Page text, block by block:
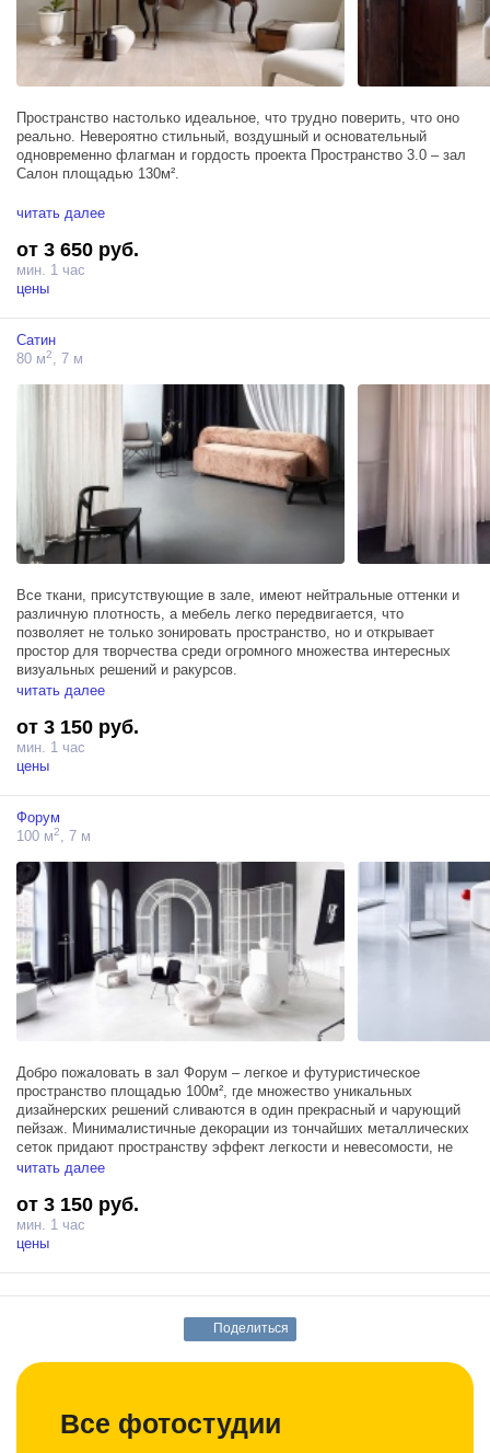
Пространство настолько идеальное, что трудно поверить, что оно
реально. Невероятно стильный, воздушный и основательный
одновременно флагман и гордость проекта Пространство 3.0 – зал
Салон площадью 130м².
Головокружительная атмосфера интерьерного зала наполняет
мебель и элементы декора, потолки 7,5 метров, высокие арочные
окна и стильный балкон – каждая деталь Салона идеально
гармонирует с другой, создавая уникальную атмосферу
Зал Салон не только создает невероятную творческую энергетику,
но и дает особый комфорт, который так важен во время рабочего
читать далее
от 3 650 руб.
мин. 1 час
цены
Сатин
80 м2 , 7 м
Все ткани, присутствующие в зале, имеют нейтральные оттенки и
различную плотность, а мебель легко передвигается, что
позволяет не только зонировать пространство, но и открывает
простор для творчества среди огромного множества интересных
визуальных решений и ракурсов.
составляет 7,5м, пространство оснащено тремя источниками
Profoto D1 500, гримерным столом и новой изюминкой – высокими
арочными окнами, обеспечивающими не только естественный свет,
дополняющими интерьер зала.
читать далее
от 3 150 руб.
мин. 1 час
цены
Форум
100 м2 , 7 м
Добро пожаловать в зал Форум – легкое и футуристическое
пространство площадью 100м², где множество уникальных
дизайнерских решений сливаются в один прекрасный и чарующий
пейзаж. Минималистичные декорации из тончайших металлических
сеток придают пространству эффект легкости и невесомости, не
смотря на внушительные размеры. Усовершенствованная
декоративной арки, поддерживающих друг друга, открывает
множество возможностей для поиска идеального кадра. Кроме
того, обновленные окна, пропускающие больше естественного
уникальный световой рисунок.
Зал Форум оснащен тремя источниками Profoto D1 500, блэкаут
шторами и гримерным столом, для максимально комфортного
Prostranstvo.
читать далее
от 3 150 руб.
мин. 1 час
цены
Поделиться
Все фотостудии